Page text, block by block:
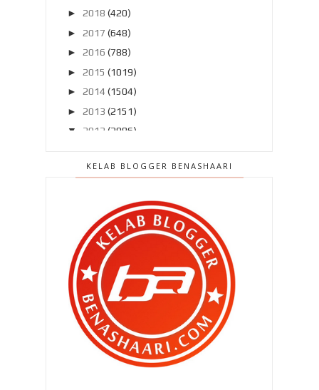
► 2018 (420)
► 2017 (648)
► 2016 (788)
► 2015 (1019)
► 2014 (1504)
► 2013 (2151)
▼
2012 (2986)
►November 2012 (211)
September 2012(260)
►Ogos 2012(210)
▼
Julai 2012
Terlepas saat terindah ? Rugi ..
Pasang MyDistress untuk
keselamatan kita ..
Patutlah si isteri serabai jer ..
Patutlah ..
KELAB BLOGGER BENASHAARI